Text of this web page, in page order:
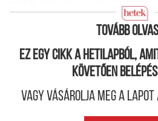
Tovább
Ez egy cikk a hetilapból,
követően
Vagy vásárolja meg a